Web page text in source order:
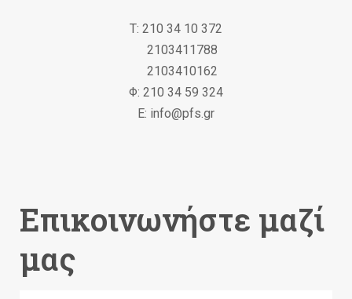
Τ: 210 34 10 372
2103411788
2103410162
Φ: 210 34 59 324
Ε: info@pfs.gr
Επικοινωνήστε μαζί
μας